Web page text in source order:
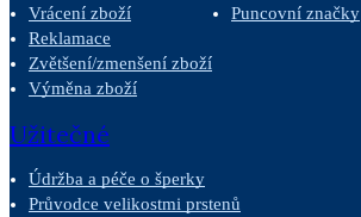
Vrácení zboží
Reklamace
Zvětšení/zmenšení zboží
Výměna zboží
Puncovní značky
Užitečné
Údržba a péče o šperky
Průvodce velikostmi prstenů